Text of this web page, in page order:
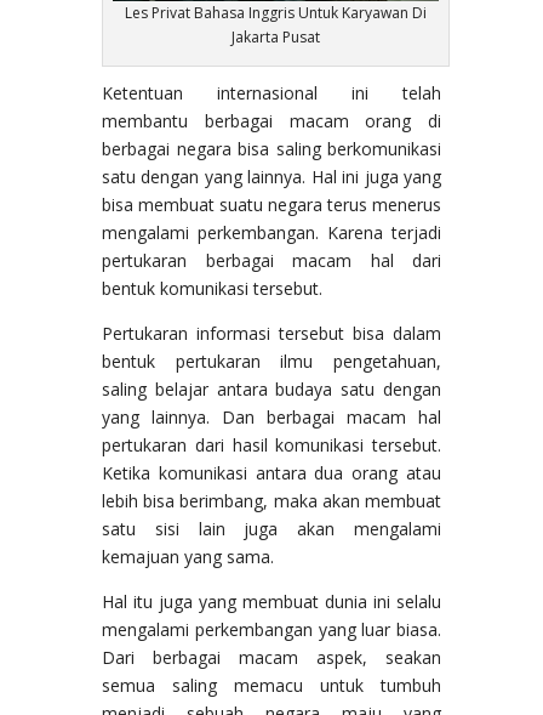
Les Privat Bahasa Inggris Untuk Karyawan Di
Jakarta Pusat
Ketentuan internasional ini telah
membantu berbagai macam orang di
berbagai negara bisa saling berkomunikasi
satu dengan yang lainnya. Hal ini juga yang
bisa membuat suatu negara terus menerus
mengalami perkembangan. Karena terjadi
pertukaran berbagai macam hal dari
bentuk komunikasi tersebut.
Pertukaran informasi tersebut bisa dalam
bentuk pertukaran ilmu pengetahuan,
saling belajar antara budaya satu dengan
yang lainnya. Dan berbagai macam hal
pertukaran dari hasil komunikasi tersebut.
Ketika komunikasi antara dua orang atau
lebih bisa berimbang, maka akan membuat
satu sisi lain juga akan mengalami
kemajuan yang sama.
Hal itu juga yang membuat dunia ini selalu
mengalami perkembangan yang luar biasa.
Dari berbagai macam aspek, seakan
semua saling memacu untuk tumbuh